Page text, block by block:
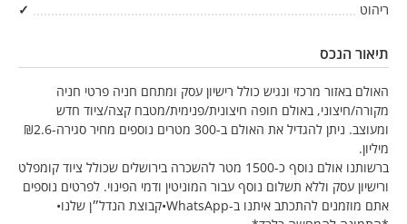
ריהוט
✓
תיאור הנכס
האולם באזור מרכזי ונגיש כולל רישיון עסק ומתחם חניה פרטי חניה
מקורה/חיצוני, באולם חופה חיצונית/פנימית/מטבח קצה/ציוד חדש
ומעוצב. ניתן להגדיל את האולם ב-300 מטרים נוספים מחיר סגירה-₪2.6
מיליון.
ברשותנו אולם נוסף כ-1500 מטר להשכרה בירושלים שכולל ציוד קומפלט
ורישיון עסק וללא תשלום נוסף עבור המוניטין ודמי הפינוי. לפרטים נוספים
אתם מוזמנים להתכתב איתנו ב-WhatsApp•קבוצת הנדל״ן שלנו•